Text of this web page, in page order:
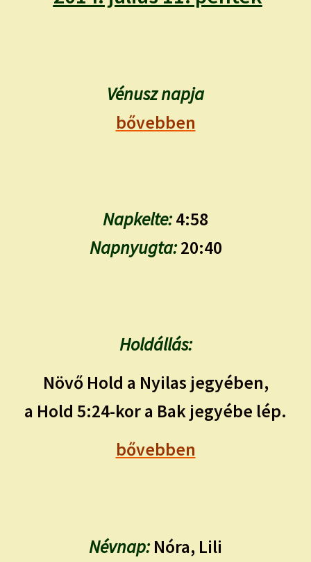
IRATKOZZ FEL A VIDEÓ CSATORNÁNKRA!
TAROT ELEMZÉS MEGRENDELÉSE LIMITÁLT!
Vénusz napja
bővebben
Napkelte:4:58
Napnyugta:20:40
Holdállás:
Növő Hold a Nyilas jegyében,
a Hold 5:24-kor a Bak jegyébe lép.
bővebben
Névnap:Nóra, Lili